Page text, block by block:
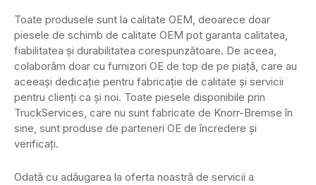
Toate produsele sunt la calitate OEM, deoarece doar
piesele de schimb de calitate OEM pot garanta calitatea,
fiabilitatea și durabilitatea corespunzătoare. De aceea,
colaborăm doar cu furnizori OE de top de pe piață, care au
aceeași dedicație pentru fabricație de calitate și servicii
pentru clienți ca și noi. Toate piesele disponibile prin
TruckServices, care nu sunt fabricate de Knorr-Bremse în
sine, sunt produse de parteneri OE de încredere și
verificați.
Odată cu adăugarea la oferta noastră de servicii a